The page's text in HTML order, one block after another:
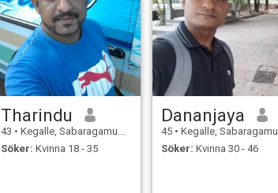
Tharindu
43 • Kegalle, Sabaragamuwa, Sri Lanka
Söker: Kvinna 18 - 35
Dananjaya
45 • Kegalle, Sabaragamuwa, Sri Lanka
Söker: Kvinna 30 - 46